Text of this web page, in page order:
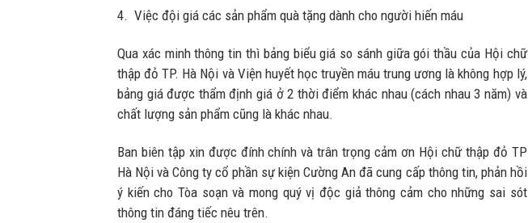
4. Việc đội giá các sản phẩm quà tặng dành cho người hiến máu
Qua xác minh thông tin thì bảng biểu giá so sánh giữa gói thầu của Hội chữ
thập đỏ TP. Hà Nội và Viện huyết học truyền máu trung ương là không hợp lý,
bảng giá được thẩm định giá ở 2 thời điểm khác nhau (cách nhau 3 năm) và
chất lượng sản phẩm cũng là khác nhau.
Ban biên tập xin được đính chính và trân trọng cảm ơn Hội chữ thập đỏ TP
Hà Nội và Công ty cổ phần sự kiện Cường An đã cung cấp thông tin, phản hồi
ý kiến cho Tòa soạn và mong quý vị độc giả thông cảm cho những sai sót
thông tin đáng tiếc nêu trên.